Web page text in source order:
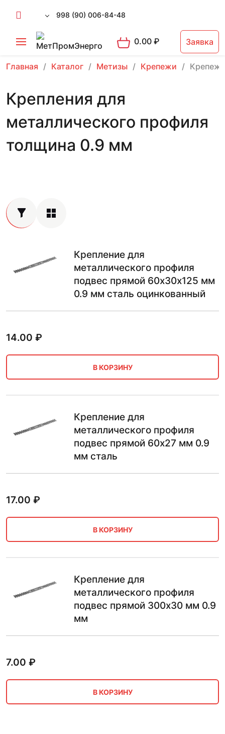
998 (90) 006-84-48
0.00₽ Заявка
Главная Каталог Метизы Крепежи Крепеж
Крепления для
металлического профиля
толщина 0.9 мм
Крепление для
металлического профиля
подвес прямой 60х30х125 мм
0.9 мм сталь оцинкованный
14.00 ₽
В КОРЗИНУ
Крепление для
металлического профиля
подвес прямой 60х27 мм 0.9
мм сталь
17.00 ₽
В КОРЗИНУ
Крепление для
металлического профиля
подвес прямой 300х30 мм 0.9
мм
7.00 ₽
В КОРЗИНУ